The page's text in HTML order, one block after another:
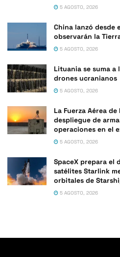
5 AGOSTO, 2026
China lanzó desde
observarán la
5 AGOSTO, 2026
Lituania se suma a
drones ucranianos
5 AGOSTO, 2026
La Fuerza Aérea de
despliegue de
operaciones en el
5 AGOSTO, 2026
SpaceX prepara el
satélites Starlink
orbitales de
5 AGOSTO, 2026